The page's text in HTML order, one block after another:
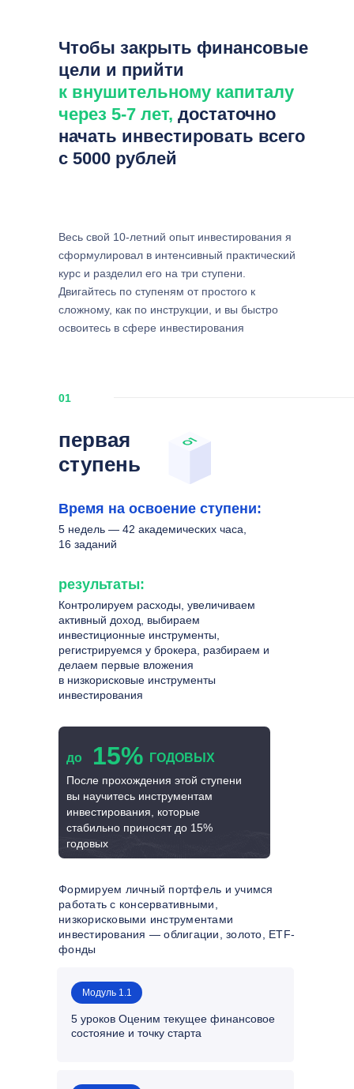
Чтобы закрыть финансовые
цели и прийти
к внушительному капиталу
через 5-7 лет, достаточно
начать инвестировать всего
с 5000 рублей
Весь свой 10-летний опыт инвестирования я
сформулировал в интенсивный практический
курс и разделил его на три ступени.
Двигайтесь по ступеням от простого к
сложному, как по инструкции, и вы быстро
освоитесь в сфере инвестирования
Модуль 1.1
5 уроков Оценим текущее финансовое
состояние и точку старта
первая
ступень
Формируем личный портфель и учимся
работать с консервативными,
низкорисковыми инструментами
инвестирования — облигации, золото, ETF-
фонды
01
Время на освоение ступени:
5 недель — 42 академических часа,
16 заданий
результаты:
Контролируем расходы, увеличиваем
активный доход, выбираем
инвестиционные инструменты,
регистрируемся у брокера, разбираем и
делаем первые вложения
в низкорисковые инструменты
инвестирования
После прохождения этой ступени
вы научитесь инструментам
инвестирования, которые
стабильно приносят до 15%
годовых
до 15% ГОДОВЫХ